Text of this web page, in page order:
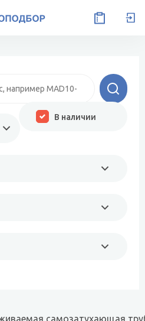
В наличии
самозатухающая